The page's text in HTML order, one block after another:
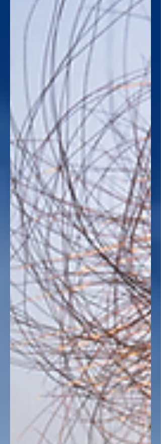
isto aconteça, entendo que primeiro é
necessário colocar a Jesus no centro
de tudo, entronizá-lo no coração,
tirar todas as idolatrias da vida, para
que o Senhor Jesus reine
efetivamente.